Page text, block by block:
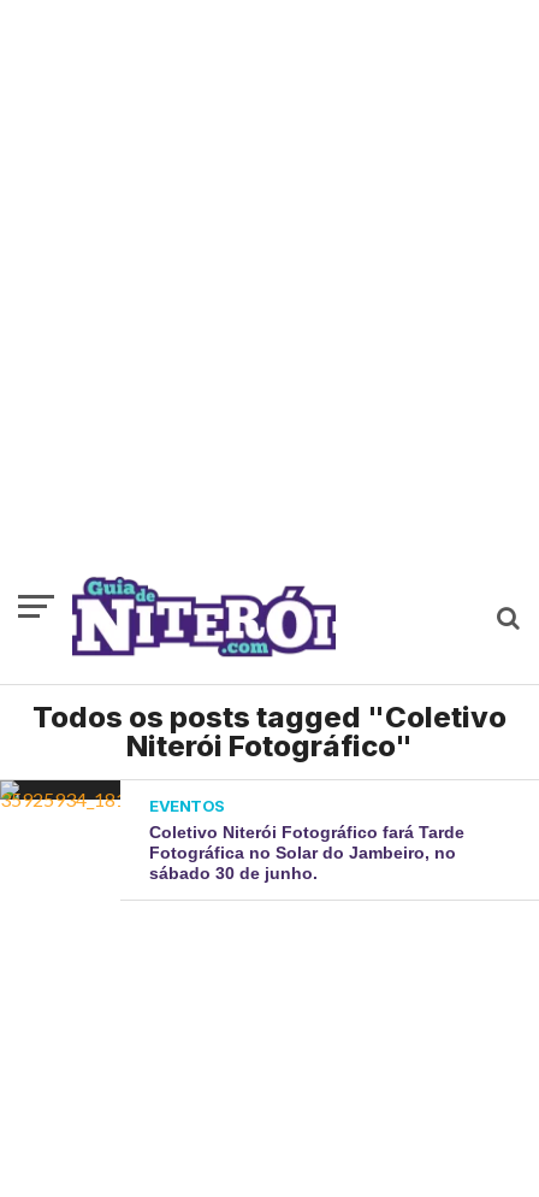
Todos os posts tagged "Coletivo
Niterói Fotográfico"
EVENTOS
Coletivo Niterói Fotográfico fará Tarde
Fotográfica no Solar do Jambeiro, no
sábado 30 de junho.